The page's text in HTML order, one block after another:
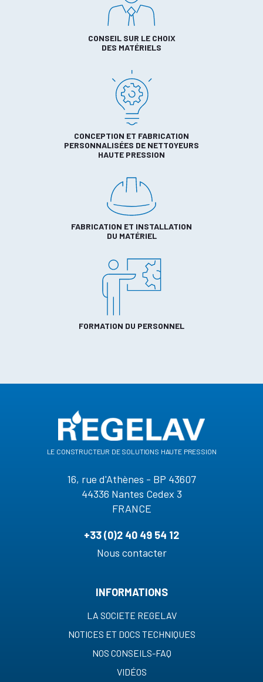
CONSEIL SUR LE CHOIX
DES MATÉRIELS
CONCEPTION ET FABRICATION
PERSONNALISÉES DE NETTOYEURS
HAUTE PRESSION
FABRICATION ET INSTALLATION
DU MATÉRIEL
FORMATION DU PERSONNEL
le constructeur de solutions haute pression
16, rue d'Athènes - BP 43607
44336 Nantes Cedex 3
FRANCE
+33 (0)2 40 49 54 12
Nous contacter
INFORMATIONS
LA SOCIETE REGELAV
NOTICES ET DOCS TECHNIQUES
NOS CONSEILS-FAQ
VIDÉOS